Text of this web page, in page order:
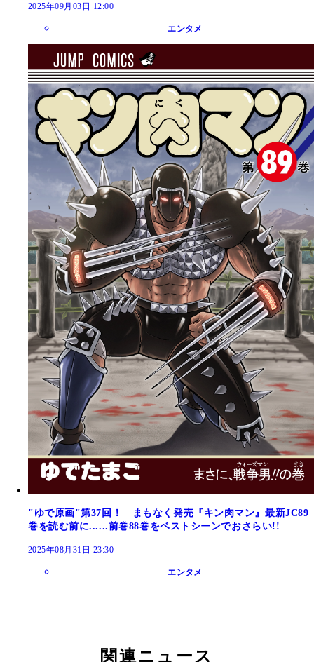
2025年09月03日 12:00
エンタメ
"ゆで原画"第37回！ まもなく発売『キン肉マン』最新JC89
巻を読む前に......前巻88巻をベストシーンでおさらい!!
2025年08月31日 23:30
エンタメ
関連ニュース